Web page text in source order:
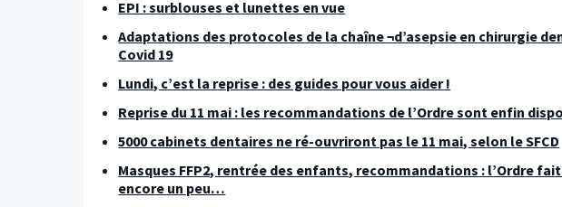
EPI : surblouses et lunettes en vue
Adaptations des protocoles de la chaîne ¬d’asepsie en chirurgie
Covid 19
Lundi, c’est la reprise : des guides pour vous aider !
Reprise du 11 mai : les recommandations de l’Ordre sont enfin
5000 cabinets dentaires ne ré-ouvriront pas le 11 mai, selon le SFCD
Masques FFP2, rentrée des enfants, recommandations : l’Ordre
encore un peu…